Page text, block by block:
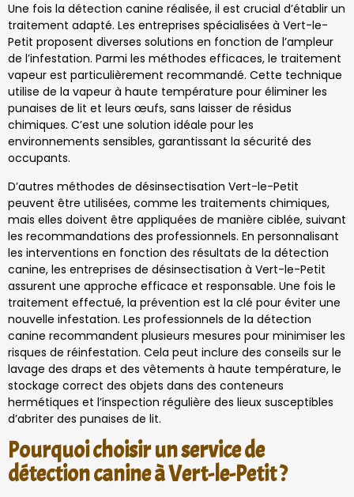
Une fois la détection canine réalisée, il est crucial d’établir un
traitement adapté. Les entreprises spécialisées à Vert-le-
Petit proposent diverses solutions en fonction de l’ampleur
de l’infestation. Parmi les méthodes efficaces, le traitement
vapeur est particulièrement recommandé. Cette technique
utilise de la vapeur à haute température pour éliminer les
punaises de lit et leurs œufs, sans laisser de résidus
chimiques. C’est une solution idéale pour les
environnements sensibles, garantissant la sécurité des
occupants.
D’autres méthodes de désinsectisation Vert-le-Petit
peuvent être utilisées, comme les traitements chimiques,
mais elles doivent être appliquées de manière ciblée, suivant
les recommandations des professionnels. En personnalisant
les interventions en fonction des résultats de la détection
canine, les entreprises de désinsectisation à Vert-le-Petit
assurent une approche efficace et responsable. Une fois le
traitement effectué, la prévention est la clé pour éviter une
nouvelle infestation. Les professionnels de la détection
canine recommandent plusieurs mesures pour minimiser les
risques de réinfestation. Cela peut inclure des conseils sur le
lavage des draps et des vêtements à haute température, le
stockage correct des objets dans des conteneurs
hermétiques et l’inspection régulière des lieux susceptibles
d’abriter des punaises de lit.
Pourquoi choisir un service de
détection canine à Vert-le-Petit ?